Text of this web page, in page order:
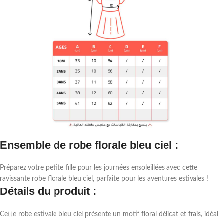
Ensemble de robe florale bleu ciel :
Préparez votre petite fille pour les journées ensoleillées avec cette
ravissante robe florale bleu ciel, parfaite pour les aventures estivales !
Détails du produit :
Cette robe estivale bleu ciel présente un motif floral délicat et frais, idéal